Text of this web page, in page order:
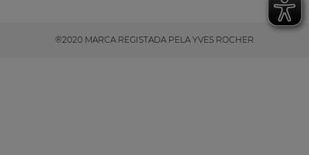
®2020 MARCA REGISTADA PELA YVES ROCHER